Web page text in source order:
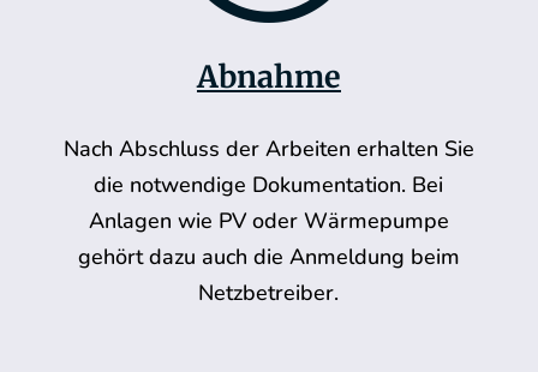
Abnahme
Nach Abschluss der Arbeiten erhalten Sie
die notwendige Dokumentation. Bei
Anlagen wie PV oder Wärmepumpe
gehört dazu auch die Anmeldung beim
Netzbetreiber.